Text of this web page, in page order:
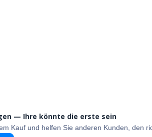
— Ihre könnte die erste sein
Kauf und helfen Sie anderen Kunden, den